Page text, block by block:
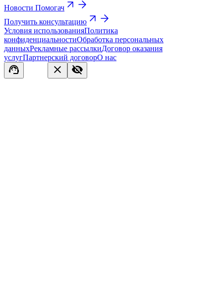
Новости Помогач
Получить консультацию
Условия использованияПолитика
конфиденциальностиОбработка персональных
данныхРекламные рассылкиДоговор оказания
услугПартнерский договорО нас